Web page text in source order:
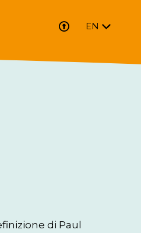
EN
di Paul